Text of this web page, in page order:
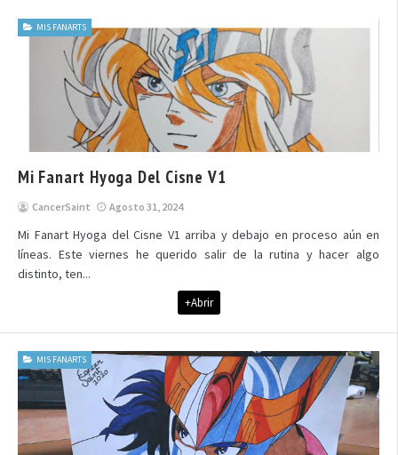
MIS FANARTS
Mi Fanart Hyoga Del Cisne V1
CancerSaint Agosto 31, 2024
Mi Fanart Hyoga del Cisne V1 arriba y debajo en proceso aún en
líneas. Este viernes he querido salir de la rutina y hacer algo
distinto, ten...
+Abrir
MIS FANARTS